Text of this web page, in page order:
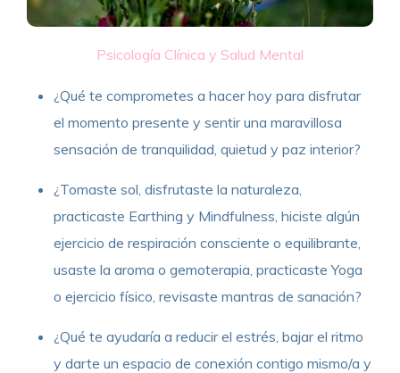
Psicología Clínica y Salud Mental
¿Qué te comprometes a hacer hoy para disfrutar
el momento presente y sentir una maravillosa
sensación de tranquilidad, quietud y paz interior?
¿Tomaste sol, disfrutaste la naturaleza,
practicaste Earthing y Mindfulness, hiciste algún
ejercicio de respiración consciente o equilibrante,
usaste la aroma o gemoterapia, practicaste Yoga
o ejercicio físico, revisaste mantras de sanación?
¿Qué te ayudaría a reducir el estrés, bajar el ritmo
y darte un espacio de conexión contigo mismo/a y